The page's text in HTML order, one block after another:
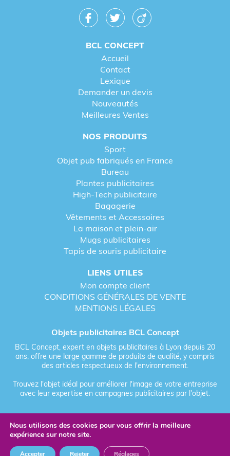
BCL CONCEPT
Accueil
Contact
Lexique
Demander un devis
Nouveautés
Meilleures Ventes
NOS PRODUITS
Sport
Objet pub fabriqués en France
Bureau
Plantes publicitaires
High-Tech publicitaire
Bagagerie
Vêtements et Accessoires
La maison et plein-air
Mugs publicitaires
Tapis de souris publicitaire
LIENS UTILES
Mon compte client
CONDITIONS GÉNÉRALES DE VENTE
MENTIONS LÉGALES
Objets publicitaires BCL Concept
BCL Concept, expert en objets publicitaires à Lyon depuis 20
ans, offre une large gamme de produits de qualité, y compris
des articles respectueux de l'environnement.
Trouvez l'objet idéal pour améliorer l'image de votre entreprise
avec leur expertise en campagnes publicitaires par l'objet.
© 2026 BCL Concept - Tous droits réservés - Objet Publicitaire
Fièrement forgé par Les Vikings
Nous utilisons des cookies pour vous offrir la meilleure
expérience sur notre site.
Accepter Rejeter Réglages